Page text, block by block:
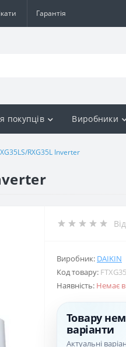
Гарантія
покупців Виробники
RXG35L Inverter
Виробник: DAIKIN
Код товару:
Наявність: Немає в
Товару
варіанти
Актуальні